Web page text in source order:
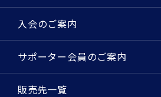
入会のご案内
サポーター会員のご案内
販売先一覧